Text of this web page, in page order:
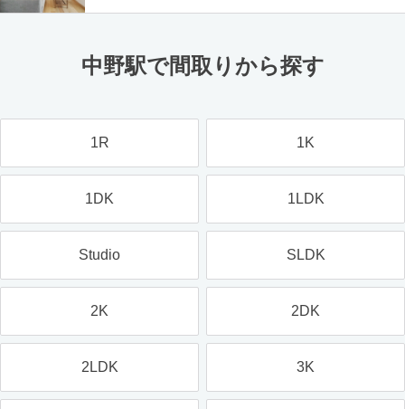
中野駅で間取りから探す
1R 1K
1DK 1LDK
Studio SLDK
2K 2DK
2LDK 3K